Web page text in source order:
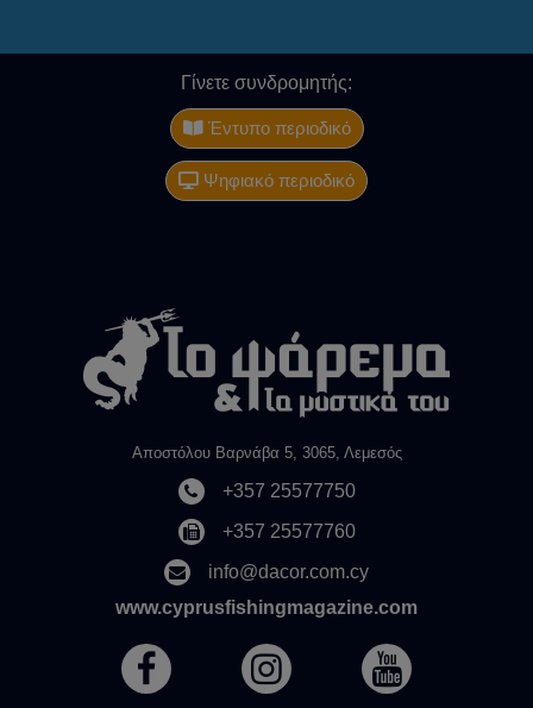
Γίνετε συνδρομητής:
Έντυπο περιοδικό
Ψηφιακό περιοδικό
Αποστόλου Βαρνάβα 5, 3065, Λεμεσός
+357 25577750
+357 25577760
info@dacor.com.cy
www.cyprusfishingmagazine.com